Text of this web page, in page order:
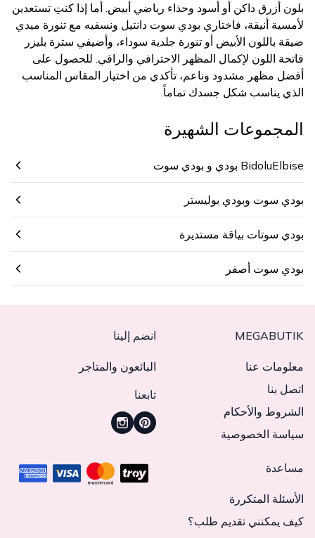
بلون أزرق داكن أو أسود وحذاء رياضي أبيض. أما إذا كنتِ تستعدين
لأمسية أنيقة، فاختاري بودي سوت دانتيل ونسقيه مع تنورة ميدي
ضيقة باللون الأبيض أو تنورة جلدية سوداء، وأضيفي سترة بليزر
فاتحة اللون لإكمال المظهر الاحترافي والراقي. للحصول على
أفضل مظهر مشدود وناعم، تأكدي من اختيار المقاس المناسب
الذي يناسب شكل جسدك تماماً.
المجموعات الشهيرة
BidoluElbise بودي و بودي سوت
بودي سوت وبودي بوليستر
بودي سوتات بياقة مستديرة
بودي سوت أصفر
MEGABUTIK
معلومات عنا
اتصل بنا
الشروط والأحكام
سياسة الخصوصية
انضم إلينا
البائعون والمتاجر
تابعنا
مساعدة
الأسئلة المتكررة
كيف يمكنني تقديم طلب؟